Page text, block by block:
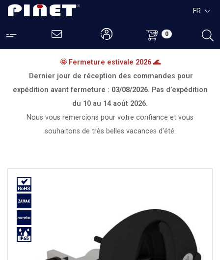
0
FR
🌞 Fermeture estivale 2026 🌊
Dernier jour de réception des commandes pour
expédition avant fermeture : 03/08/2026. Pas d’expédition
du 10 au 14 août 2026.
Nous vous remercions pour votre confiance et vous
souhaitons de très belles vacances d’été.